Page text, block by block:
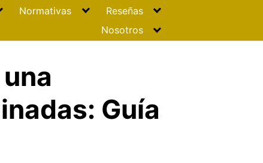
Normativas
Reseñas
Nosotros
Guía